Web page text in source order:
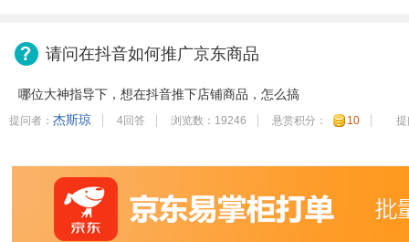
请问在抖音如何推广京东商品
哪位大神指导下，想在抖音推下店铺商品，怎么搞
提问者： 杰斯琼 4回答 浏览数：19246 悬赏积分： 10